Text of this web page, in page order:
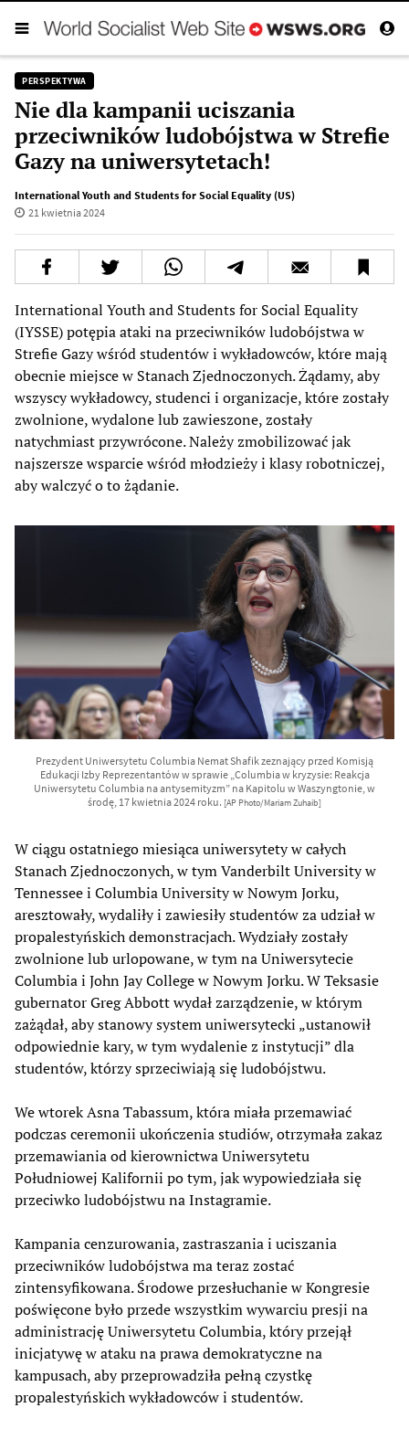
PERSPEKTYWA
Nie dla kampanii uciszania
przeciwników ludobójstwa w Strefie
Gazy na uniwersytetach!
International Youth and Students for Social Equality (US)
21 kwietnia 2024
International Youth and Students for Social Equality
(IYSSE) potępia ataki na przeciwników ludobójstwa w
Strefie Gazy wśród studentów i wykładowców, które mają
obecnie miejsce w Stanach Zjednoczonych. Żądamy, aby
wszyscy wykładowcy, studenci i organizacje, które zostały
zwolnione, wydalone lub zawieszone, zostały
natychmiast przywrócone. Należy zmobilizować jak
najszersze wsparcie wśród młodzieży i klasy robotniczej,
aby walczyć o to żądanie.
Prezydent Uniwersytetu Columbia Nemat Shafik zeznający przed Komisją
Edukacji Izby Reprezentantów w sprawie „Columbia w kryzysie: Reakcja
Uniwersytetu Columbia na antysemityzm” na Kapitolu w Waszyngtonie, w
środę, 17 kwietnia 2024 roku. [AP Photo/Mariam Zuhaib]
W ciągu ostatniego miesiąca uniwersytety w całych
Stanach Zjednoczonych, w tym Vanderbilt University w
Tennessee i Columbia University w Nowym Jorku,
aresztowały, wydaliły i zawiesiły studentów za udział w
propalestyńskich demonstracjach. Wydziały zostały
zwolnione lub urlopowane, w tym na Uniwersytecie
Columbia i John Jay College w Nowym Jorku. W Teksasie
gubernator Greg Abbott wydał zarządzenie, w którym
zażądał, aby stanowy system uniwersytecki „ustanowił
odpowiednie kary, w tym wydalenie z instytucji” dla
studentów, którzy sprzeciwiają się ludobójstwu.
We wtorek Asna Tabassum, która miała przemawiać
podczas ceremonii ukończenia studiów, otrzymała zakaz
przemawiania od kierownictwa Uniwersytetu
Południowej Kalifornii po tym, jak wypowiedziała się
przeciwko ludobójstwu na Instagramie.
Kampania cenzurowania, zastraszania i uciszania
przeciwników ludobójstwa ma teraz zostać
zintensyfikowana. Środowe przesłuchanie w Kongresie
poświęcone było przede wszystkim wywarciu presji na
administrację Uniwersytetu Columbia, który przejął
inicjatywę w ataku na prawa demokratyczne na
kampusach, aby przeprowadziła pełną czystkę
propalestyńskich wykładowców i studentów.